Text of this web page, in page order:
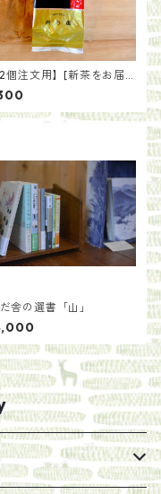
個注文用】[新茶をお届
番茶を贅沢に 上ほうじ
）
舎の選書「山」